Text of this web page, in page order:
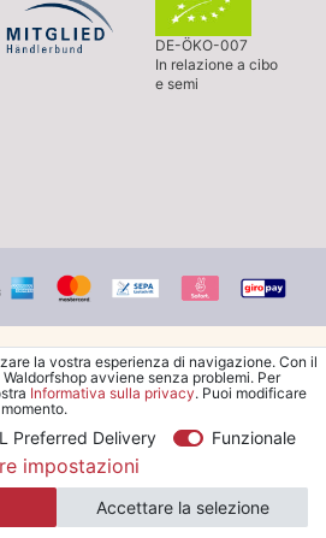
DE-ÖKO-007
In relazione a cibo
e semi
|Tutti i diritti riservati.
in Italia a partire da 99 €. Sono
le merci ingombranti.
la vostra esperienza di navigazione. Con il
avviene senza problemi. Per
Informativa sulla privacy. Puoi modificare
Preferred Delivery Funzionale
impostazioni
Accettare la selezione